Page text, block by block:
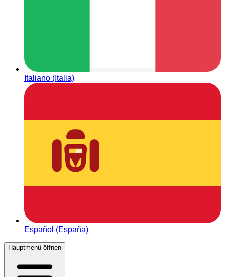
Italiano (Italia)
Español (España)
Hauptmenü öffnen